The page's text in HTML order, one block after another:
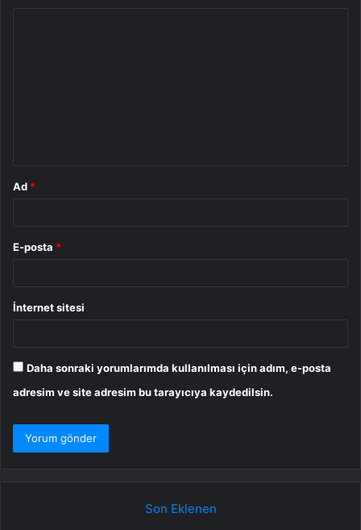
Ad *
E-posta *
İnternet sitesi
Daha sonraki yorumlarımda kullanılması için adım, e-posta
adresim ve site adresim bu tarayıcıya kaydedilsin.
Son Eklenen